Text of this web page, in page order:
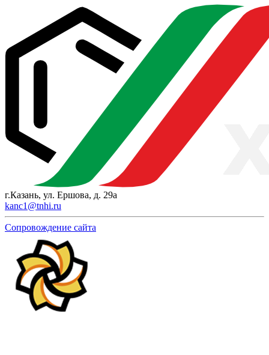
г.Казань, ул. Ершова, д. 29а
kanc1@tnhi.ru
Сопровождение сайта